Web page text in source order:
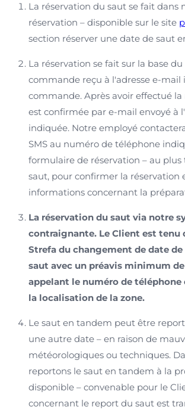
La réservation du saut se fait dans
réservation – disponible sur le site
section réserver une date de saut
La réservation se fait sur la base
commande reçu à l'adresse e-mail
commande. Après avoir effectué la
est confirmée par e-mail envoyé à
indiquée. Notre employé
SMS au numéro de téléphone
formulaire de réservation – au plus
saut, pour confirmer la réservation
informations concernant la
La réservation du saut via notre
contraignante. Le Client est tenu
Strefa du changement de date
saut avec un préavis minimum de
appelant le numéro de téléphone
la localisation de la zone.
Le saut en tandem peut être
une autre date – en raison de
météorologiques ou techniques.
reportons le saut en tandem à la
disponible – convenable pour le
concernant le report du saut est